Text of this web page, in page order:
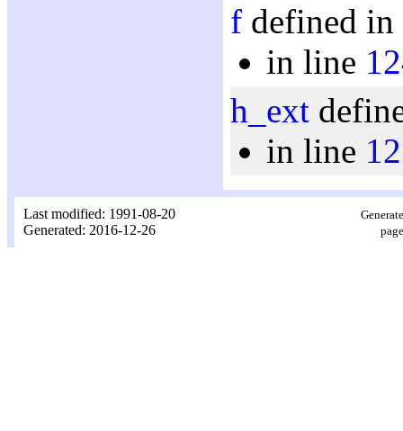
f defined
in line
h_ext
in line
Last modified: 1991-08-20
Generated: 2016-12-26